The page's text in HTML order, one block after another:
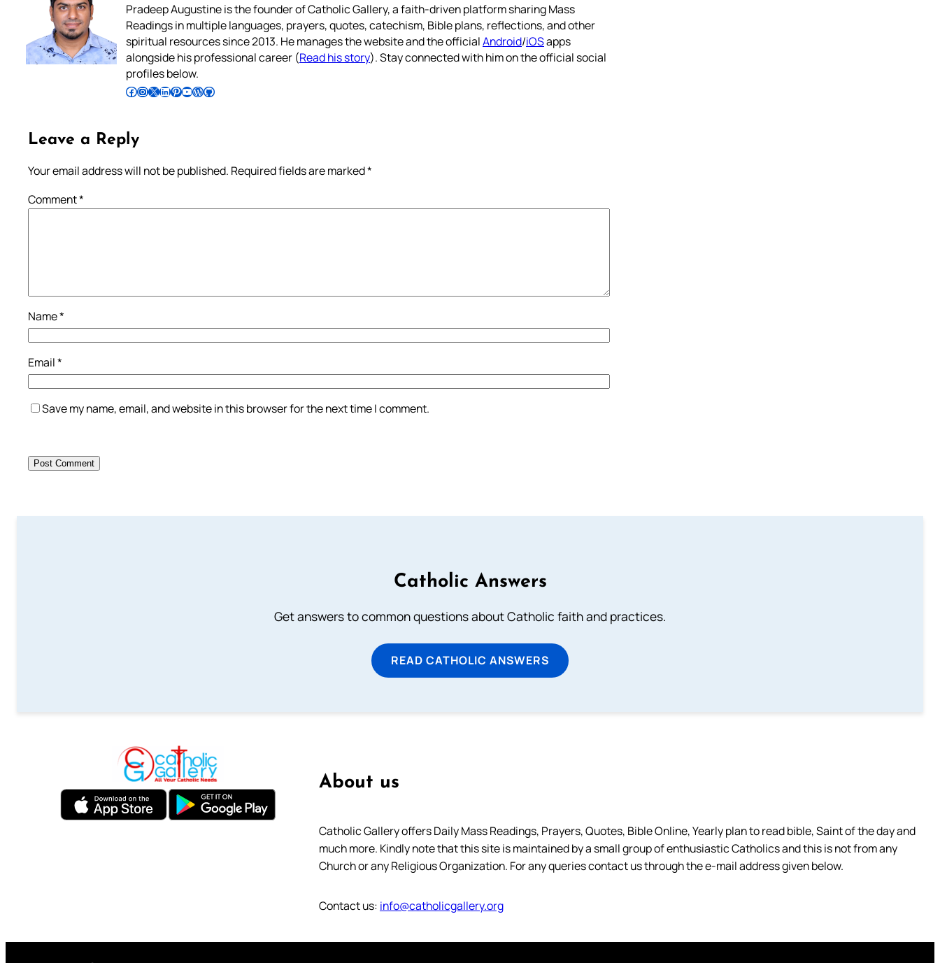
Pradeep Augustine is the founder of Catholic Gallery, a faith-driven platform sharing Mass
Readings in multiple languages, prayers, quotes, catechism, Bible plans, reflections, and other
spiritual resources since 2013. He manages the website and the officialAndroid/iOSapps
alongside his professional career (Read his story). Stay connected with him on the official social
profiles below.
Follow Pradeep on Facebook Follow Pradeep on InstagramFollow Pradeep on X Follow Pradeep on LinkedIn Follow Pradeep on Pinterest Subscribe to Pradeep’s Youtube Channel Follow Pradeep on WordPress Follow Pradeep on GitHub
Leave a Reply
Your email address will not be published. Required fields are marked*
Comment*
Name*
Email*
Save my name, email, and website in this browser for the next time I comment.
Catholic Answers
Get answers to common questions about Catholic faith and practices.
READ CATHOLIC ANSWERS
About us
Catholic Gallery offers Daily Mass Readings, Prayers, Quotes, Bible Online, Yearly plan to read bible, Saint of the day and
much more. Kindly note that this site is maintained by a small group of enthusiastic Catholics and this is not from any
Church or any Religious Organization. For any queries contact us through the e-mail address given below.
Contact us: info@catholicgallery.org